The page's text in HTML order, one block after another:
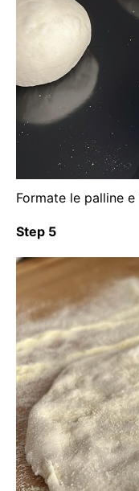
Formate le palline e
Step 5